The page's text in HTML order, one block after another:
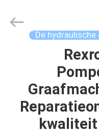
PRODUCTEN
ONGEVEER
Fluid
Power
De